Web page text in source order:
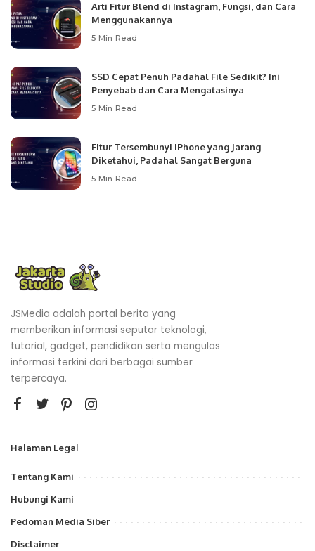
Arti Fitur Blend di Instagram, Fungsi, dan Cara
Menggunakannya
5 Min Read
SSD Cepat Penuh Padahal File Sedikit? Ini
Penyebab dan Cara Mengatasinya
5 Min Read
Fitur Tersembunyi iPhone yang Jarang
Diketahui, Padahal Sangat Berguna
5 Min Read
JSMedia adalah portal berita yang
memberikan informasi seputar teknologi,
tutorial, gadget, pendidikan serta mengulas
informasi terkini dari berbagai sumber
terpercaya.
Halaman Legal
Tentang Kami
Hubungi Kami
Pedoman Media Siber
Disclaimer